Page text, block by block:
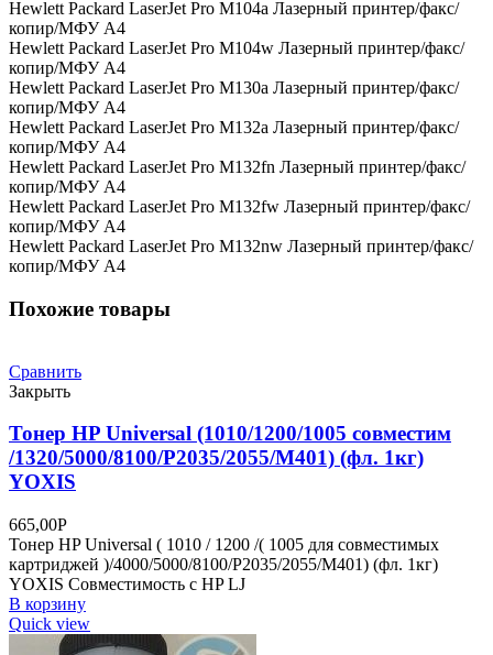
Hewlett Packard LaserJet Pro M104a Лазерный принтер/факс/
копир/МФУ A4
Hewlett Packard LaserJet Pro M104w Лазерный принтер/факс/
копир/МФУ A4
Hewlett Packard LaserJet Pro M130a Лазерный принтер/факс/
копир/МФУ A4
Hewlett Packard LaserJet Pro M132a Лазерный принтер/факс/
копир/МФУ A4
Hewlett Packard LaserJet Pro M132fn Лазерный принтер/факс/
копир/МФУ A4
Hewlett Packard LaserJet Pro M132fw Лазерный принтер/факс/
копир/МФУ A4
Hewlett Packard LaserJet Pro M132nw Лазерный принтер/факс/
копир/МФУ A4
Похожие товары
Сравнить
Закрыть
Тонер HP Universal (1010/1200/1005 совместим
/1320/5000/8100/P2035/2055/M401) (фл. 1кг)
YOXIS
665,00Р
Тонер HP Universal ( 1010 / 1200 /( 1005 для совместимых
картриджей )/4000/5000/8100/P2035/2055/M401) (фл. 1кг)
YOXIS Совместимость с HP LJ
В корзину
Quick view